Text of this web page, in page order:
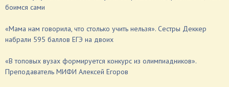
боимся сами
«Мама нам говорила, что столько учить нельзя». Сестры Деккер
набрали 595 баллов ЕГЭ на двоих
«В топовых вузах формируется конкурс из олимпиадников».
Преподаватель МИФИ Алексей Егоров